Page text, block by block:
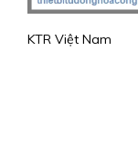
KTR Việt Nam